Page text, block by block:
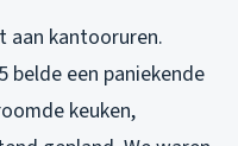
aan kantooruren.
belde een paniekende
keuken,